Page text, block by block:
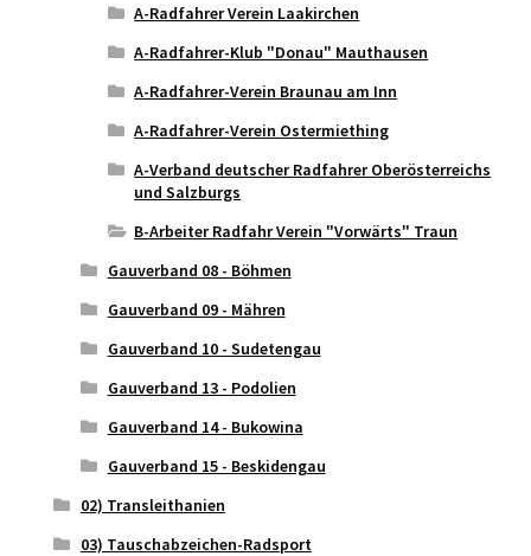
A-Radfahrer Verein Laakirchen
A-Radfahrer-Klub "Donau" Mauthausen
A-Radfahrer-Verein Braunau am Inn
A-Radfahrer-Verein Ostermiething
A-Verband deutscher Radfahrer Oberösterreichs
und Salzburgs
B-Arbeiter Radfahr Verein "Vorwärts" Traun
Gauverband 08 - Böhmen
Gauverband 09 - Mähren
Gauverband 10 - Sudetengau
Gauverband 13 - Podolien
Gauverband 14 - Bukowina
Gauverband 15 - Beskidengau
02) Transleithanien
03) Tauschabzeichen-Radsport